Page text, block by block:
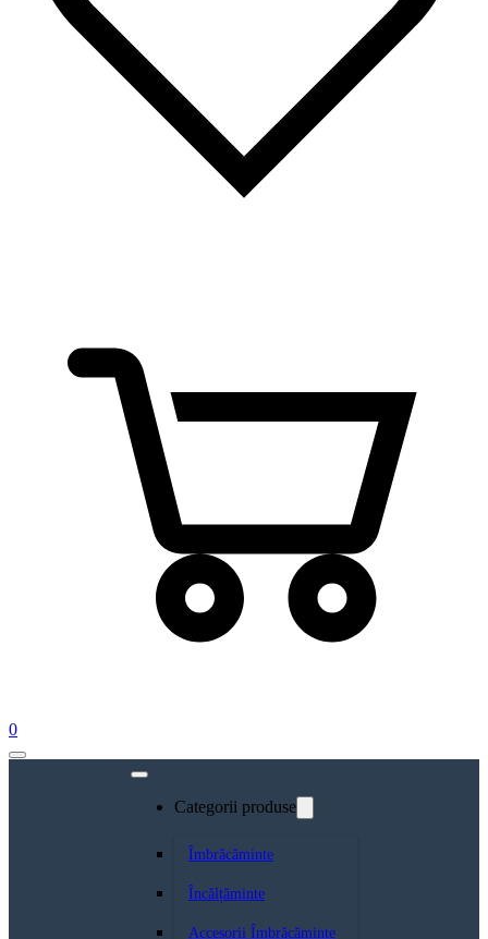
0
Categorii produse
Îmbrăcăminte
Încălțăminte
Accesorii Îmbrăcăminte